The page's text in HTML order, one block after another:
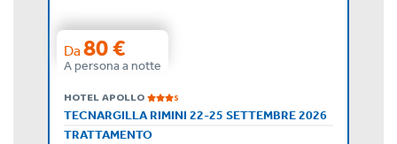
Da 80 €
A persona a notte
HOTEL APOLLO S
TECNARGILLA RIMINI 22-25 SETTEMBRE 2026
TRATTAMENTO